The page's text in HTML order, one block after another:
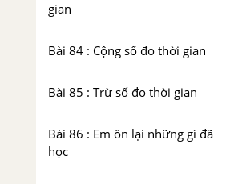
gian
Bài 84 : Cộng số đo thời gian
Bài 85 : Trừ số đo thời gian
Bài 86 : Em ôn lại những gì đã
học